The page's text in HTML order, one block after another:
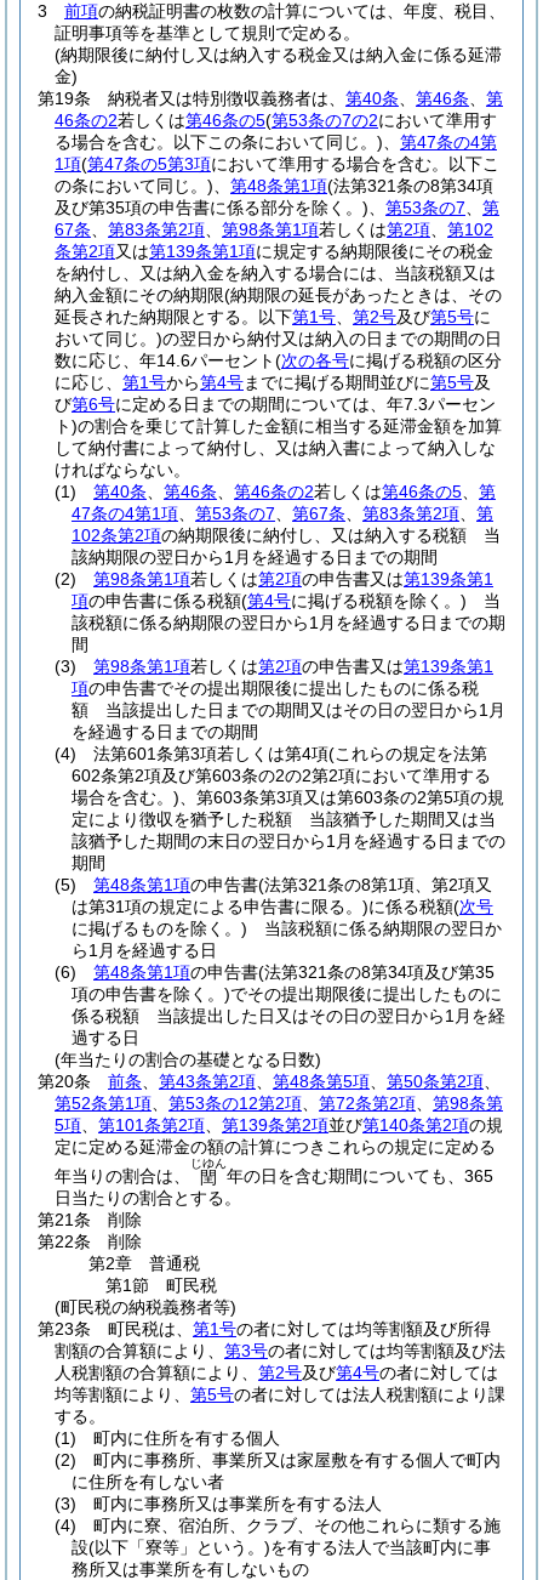
3
前項の納税証明書の枚数の計算については、年度、税目、
証明事項等を基準として規則で定める。
(納期限後に納付し又は納入する税金又は納入金に係る延滞
金)
第19条
納税者又は特別徴収義務者は、 第40条 第46条
第
46条の2若しくは第46条の5(第53条の7の2において準用す
る場合を含む。以下この条において同じ。)
第47条の4第
1項(第47条の5第3項において準用する場合を含む。以下こ
の条において同じ。)
第48条第1項(法第321条の8第34項
及び第35項の申告書に係る部分を除く。)
第53条の7
第
67条
第83条第2項 第98条第1項若しくは第2項
第102
条第2項又は第139条第1項に規定する納期限後にその税金
を納付し、又は納入金を納入する場合には、当該税額又は
納入金額にその納期限(納期限の延長があったときは、その
延長された納期限とする。以下第1号 第2号及び第5号に
おいて同じ。)の翌日から納付又は納入の日までの期間の日
数に応じ、年14.6パーセント(次の各号に掲げる税額の区分
に応じ、 第1号から第4号までに掲げる期間並びに第5号及
び第6号に定める日までの期間については、年7.3パーセン
ト)の割合を乗じて計算した金額に相当する延滞金額を加算
して納付書によって納付し、又は納入書によって納入しな
ければならない。
(1)
第40条 第46条 第46条の2若しくは第46条の5
第
47条の4第1項
第53条の7 第67条 第83条第2項
第
102条第2項の納期限後に納付し、又は納入する税額 当
該納期限の翌日から1月を経過する日までの期間
(2)
第98条第1項若しくは第2項の申告書又は第139条第1
項の申告書に係る税額(第4号に掲げる税額を除く。) 当
該税額に係る納期限の翌日から1月を経過する日までの期
間
(3)
第98条第1項若しくは第2項の申告書又は第139条第1
項の申告書でその提出期限後に提出したものに係る税
額 当該提出した日までの期間又はその日の翌日から1月
を経過する日までの期間
(4)
法第601条第3項若しくは第4項(これらの規定を法第
602条第2項及び第603条の2の2第2項において準用する
場合を含む。) 、第603条第3項又は第603条の2第5項の規
定により徴収を猶予した税額 当該猶予した期間又は当
該猶予した期間の末日の翌日から1月を経過する日までの
期間
(5)
第48条第1項の申告書(法第321条の8第1項、第2項又
は第31項の規定による申告書に限る。)に係る税額(次号
に掲げるものを除く。) 当該税額に係る納期限の翌日か
ら1月を経過する日
(6)
第48条第1項の申告書(法第321条の8第34項及び第35
項の申告書を除く。)でその提出期限後に提出したものに
係る税額 当該提出した日又はその日の翌日から1月を経
過する日
(年当たりの割合の基礎となる日数)
第20条
前条 第43条第2項 第48条第5項 第50条第2項
第52条第1項
第53条の12第2項 第72条第2項
第98条第
5項
第101条第2項 第139条第2項並び第140条第2項の規
定に定める延滞金の額の計算につきこれらの規定に定める
年当りの割合は、
閏
じゆん
年の日を含む期間についても、365
日当たりの割合とする。
第21条
削除
第22条
削除
第2章
普通税
第1節
町民税
(町民税の納税義務者等)
第23条
町民税は、 第1号の者に対しては均等割額及び所得
割額の合算額により、 第3号の者に対しては均等割額及び法
人税割額の合算額により、 第2号及び第4号の者に対しては
均等割額により、 第5号の者に対しては法人税割額により課
する。
(1)
町内に住所を有する個人
(2)
町内に事務所、事業所又は家屋敷を有する個人で町内
に住所を有しない者
(3)
町内に事務所又は事業所を有する法人
(4)
町内に寮、宿泊所、クラブ、その他これらに類する施
設(以下「寮等」という。)を有する法人で当該町内に事
務所又は事業所を有しないもの